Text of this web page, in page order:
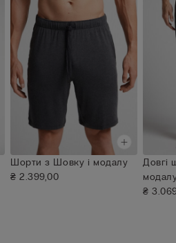
Шорти з Шовку і модалу
₴ 2.399,00
Довгі
₴